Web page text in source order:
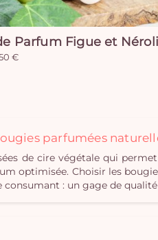
Parfum Figue et Néroli
€
parfumées
de cire végétale qui
optimisée. Choisir les
consumant : un gage de